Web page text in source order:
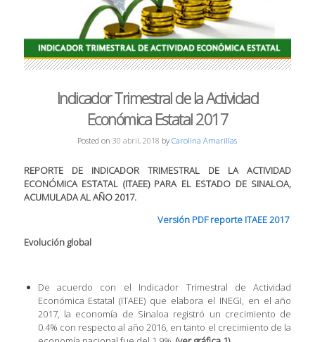
Indicador Trimestral de la Actividad
Económica Estatal 2017
Posted on 30 abril, 2018 by Carolina Amarillas
REPORTE DE INDICADOR TRIMESTRAL DE LA ACTIVIDAD
ECONÓMICA ESTATAL (ITAEE) PARA EL ESTADO DE SINALOA,
ACUMULADA AL AÑO 2017.
Versión PDF reporte ITAEE 2017
Evolución global
De acuerdo con el Indicador Trimestral de Actividad
Económica Estatal (ITAEE) que elabora el INEGI, en el año
2017, la economía de Sinaloa registró un crecimiento de
0.4% con respecto al año 2016, en tanto el crecimiento de la